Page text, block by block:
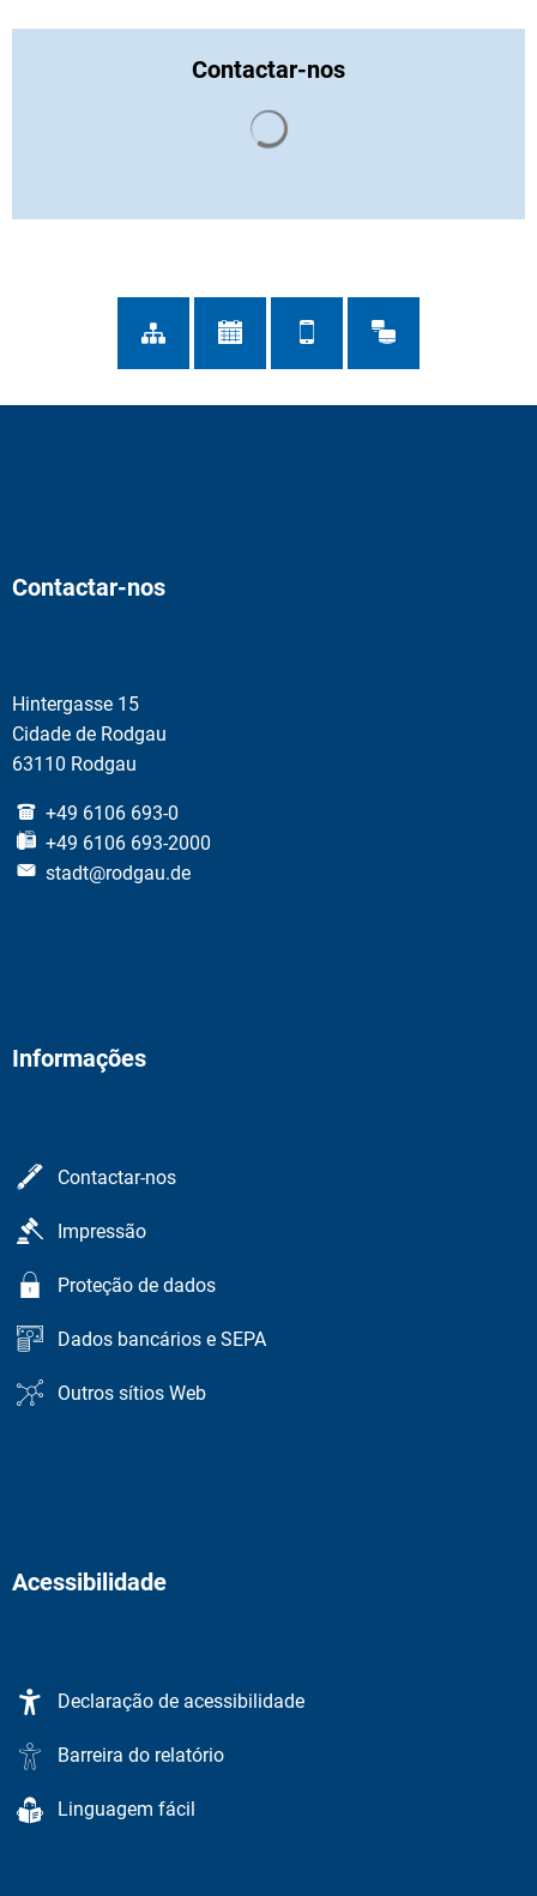
Contactar-nos
Contactar-nos
Hintergasse 15
Cidade de Rodgau
63110 Rodgau
+49 6106 693-0
+49 6106 693-2000
stadt@rodgau.de
Informações
Contactar-nos
Impressão
Proteção de dados
Dados bancários e SEPA
Outros sítios Web
Acessibilidade
Declaração de acessibilidade
Barreira do relatório
Linguagem fácil